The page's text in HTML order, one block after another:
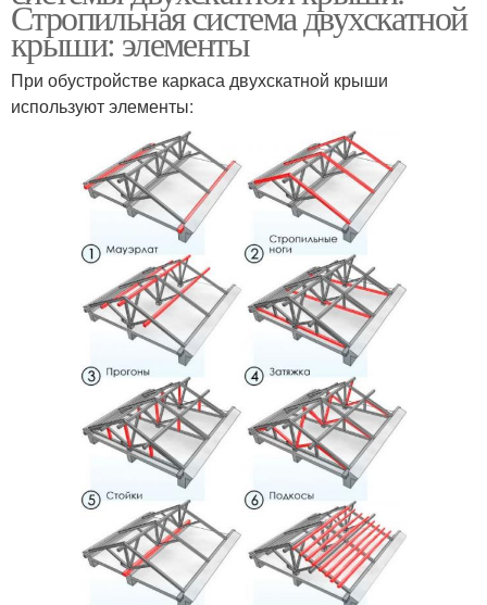
Стропильная система двухскатной
крыши: элементы
При обустройстве каркаса двухскатной крыши
используют элементы: